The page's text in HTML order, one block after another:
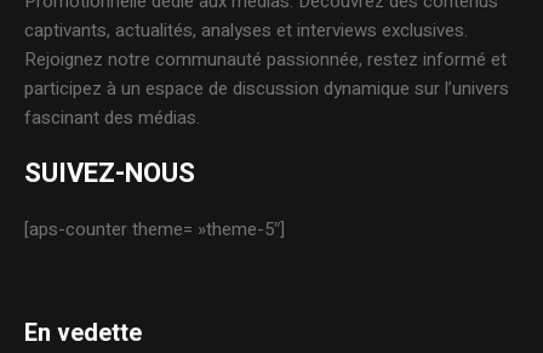
captivants, actualités, analyses et interviews exclusives.
Rejoignez notre communauté passionnée, restez informé et
participez à un espace de discussion dynamique sur l’univers
fascinant des médias.
SUIVEZ-NOUS
[aps-counter theme= »theme-5″]
En vedette